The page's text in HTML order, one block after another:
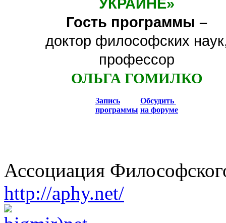
УКРАИНЕ»
Гость программы –
доктор философских
профессор
ОЛЬГА ГОМИЛКО
Запись
программы
Обсудить
на форуме
Ассоциация
http://aphy.net/